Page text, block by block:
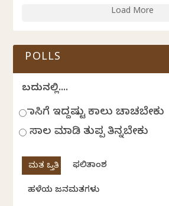
Load More
POLLS
ಬದುಕಿನಲ್ಲಿ....
ಹಾಸಿಗೆ ಇದ್ದಷ್ಟು ಕಾಲು ಚಾಚಬೇಕು
ಸಾಲ ಮಾಡಿ ತುಪ್ಪ ತಿನ್ನಬೇಕು
ಫಲಿತಾಂಶ
ಹಳೆಯ ಜನಮತಗಳು